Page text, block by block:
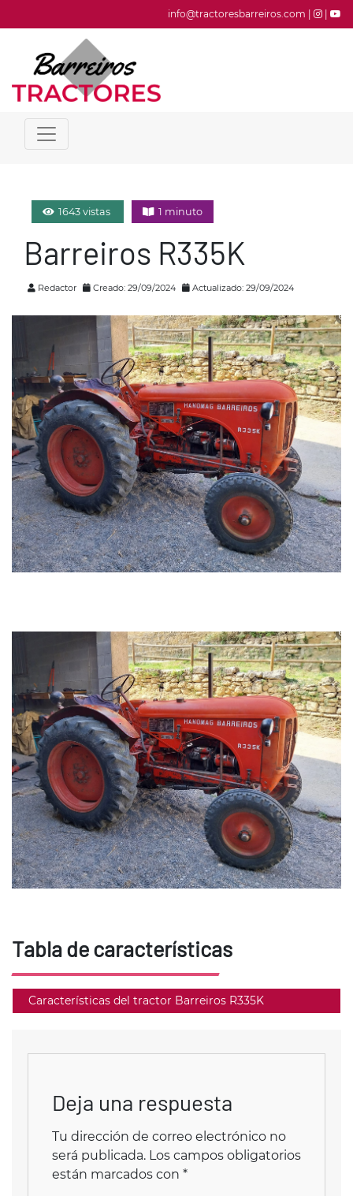
info@tractoresbarreiros.com |
1643 vistas 1 minuto
Barreiros R335K
Redactor Creado: 29/09/2024 Actualizado: 29/09/2024
Tabla de características
Características del tractor Barreiros R335K
Deja una respuesta
Tu dirección de correo electrónico no
será publicada. Los campos obligatorios
están marcados con *